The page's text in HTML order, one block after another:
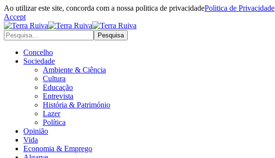
Ao utilizar este site, concorda com a nossa politica de privacidadePolitica de Privacidade
Accept
Concelho
Sociedade
Ambiente & Ciência
Cultura
Educação
Entrevista
História & Património
Lazer
Política
Opinião
Vida
Economia & Emprego